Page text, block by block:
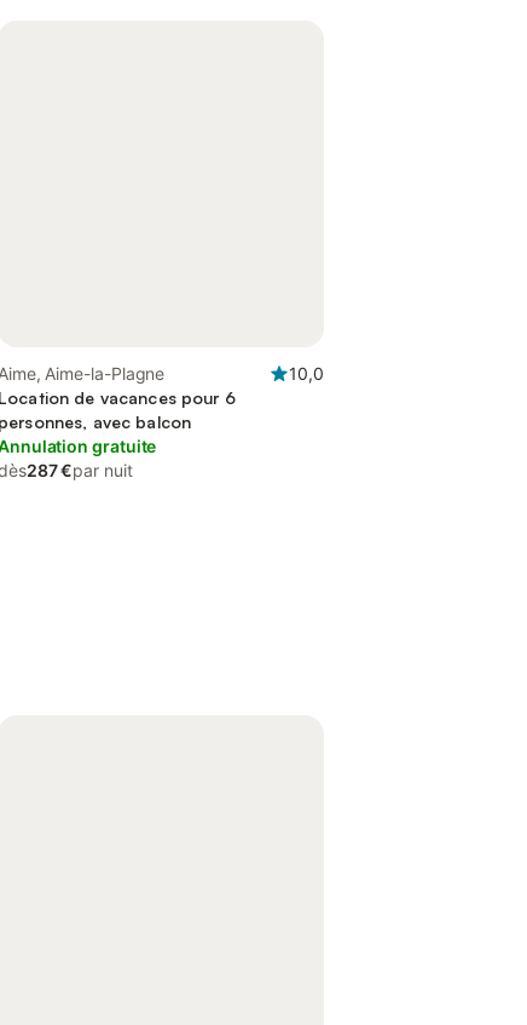
Aime, Aime-la-Plagne
10,0
Location de vacances pour 6
personnes, avec balcon
gratuite
287 €par nuit